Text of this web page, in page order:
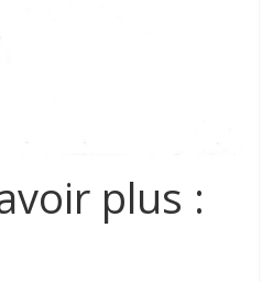
plus :